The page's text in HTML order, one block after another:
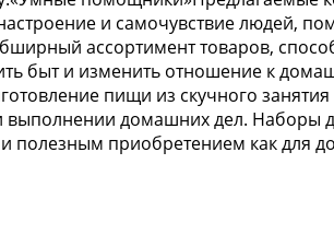
и самочувствие людей,
ассортимент товаров,
быт и изменить отношение к
пищи из скучного
домашних дел. Наборы
полезным приобретением как для